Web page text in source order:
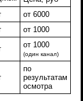
от 6000
от 1000
от 1000
(один канал)
по
результатам
осмотра